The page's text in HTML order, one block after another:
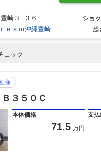
崎３−３６
ｅａｍ沖縄豊崎
ショ
総
ェック
像
３５０Ｃ
本体価格
71.5 万円
支